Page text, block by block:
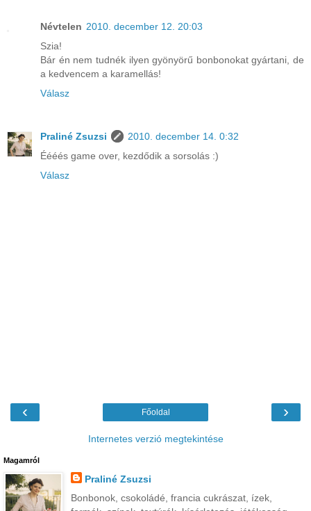
Névtelen 2010. december 12. 20:03
Szia!
Bár én nem tudnék ilyen gyönyörű bonbonokat gyártani, de
a kedvencem a karamellás!
Válasz
Praliné Zsuzsi
2010. december 14. 0:32
Éééés game over, kezdődik a sorsolás :)
Válasz
‹ ›
Főoldal
Internetes verzió megtekintése
Magamról
Praliné Zsuzsi
Bonbonok, csokoládé, francia cukrászat, ízek,